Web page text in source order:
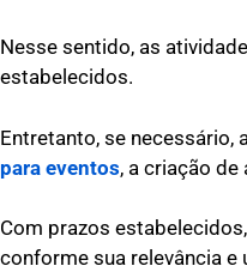
Nesse sentido, as
estabelecidos.
Entretanto, se necessário,
para eventos, a criação
Com prazos
conforme sua relevância e